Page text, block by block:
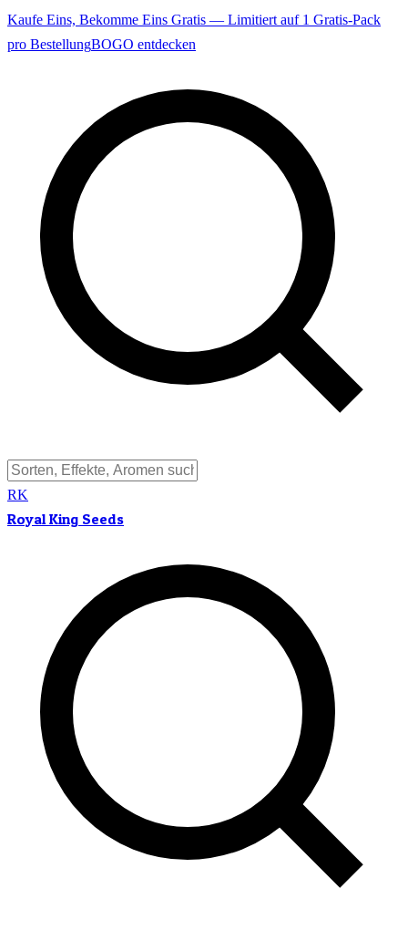
Kaufe Eins, Bekomme Eins Gratis — Limitiert auf 1 Gratis-Pack
pro BestellungBOGO entdecken
RK
Royal King Seeds